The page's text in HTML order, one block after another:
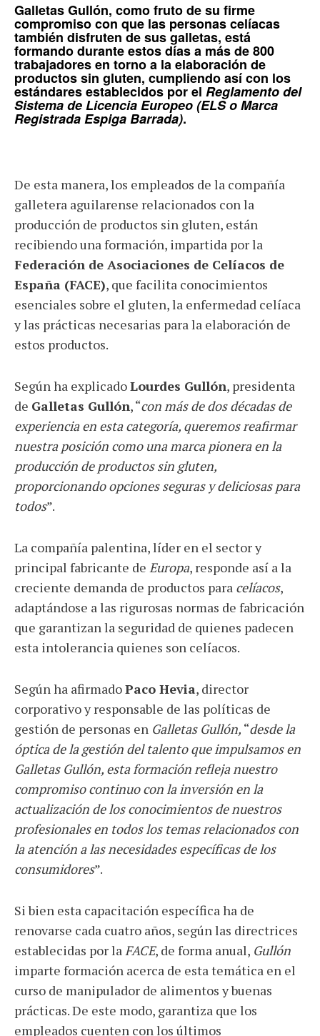
Galletas Gullón, como fruto de su firme
compromiso con que las personascelíacas
también disfruten de sus galletas, está
formando durante estos días a más de 800
trabajadores en torno a la elaboración de
productos sin gluten, cumpliendo así con los
estándares establecidos por el Reglamento del
Sistema de Licencia Europeo (ELS o Marca
Registrada Espiga Barrada).
De esta manera, los empleados de la compañía
galletera aguilarense relacionados con la
producción de productos sin gluten, están
recibiendo una formación, impartida por la
Federación de Asociaciones de Celíacos de
España (FACE), que facilita conocimientos
esenciales sobre el gluten, la enfermedad celíaca
y las prácticas necesarias para la elaboración de
estos productos.
Según ha explicadoLourdes Gullón, presidenta
de Galletas Gullón, “con más de dos décadas de
experiencia en esta categoría, queremos reafirmar
nuestra posición como una marca pionera en la
producción de productos sin gluten,
proporcionando opciones seguras y deliciosas para
todos”.
La compañía palentina, líder en el sector y
principal fabricante de Europa, responde así a la
creciente demanda de productos para celíacos,
adaptándose a las rigurosas normas de fabricación
que garantizan la seguridad de quienes padecen
esta intolerancia quienes son celíacos.
Según ha afirmadoPaco Hevia, director
corporativo y responsable de las políticas de
gestión de personas en Galletas Gullón, “desde la
óptica de la gestión del talento que impulsamos en
Galletas Gullón, esta formación refleja nuestro
compromiso continuo con la inversión en la
actualización de los conocimientos de nuestros
profesionales en todos los temas relacionados con
la atención a las necesidades específicas de los
consumidores”.
Si bien esta capacitación específica ha de
renovarse cada cuatro años, según las directrices
establecidas por laFACE, de forma anual, Gullón
imparte formación acerca de esta temática en el
curso de manipulador de alimentos y buenas
prácticas. De este modo, garantiza que los
empleados cuenten con los últimos